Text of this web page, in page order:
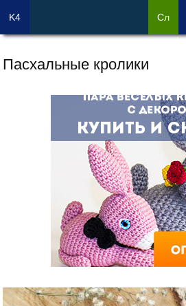
Пасхальные кролики
K4 Сл